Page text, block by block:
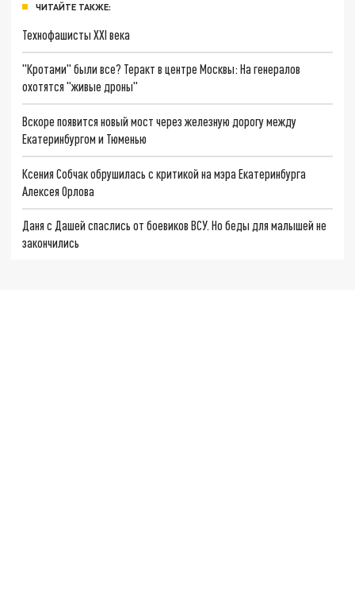
ЧИТАЙТЕ ТАКЖЕ:
Технофашисты XXI века
"Кротами" были все? Теракт в центре Москвы: На генералов
охотятся "живые дроны"
Вскоре появится новый мост через железную дорогу между
Екатеринбургом и Тюменью
Ксения Собчак обрушилась с критикой на мэра Екатеринбурга
Алексея Орлова
Даня с Дашей спаслись от боевиков ВСУ. Но беды для малышей не
закончились